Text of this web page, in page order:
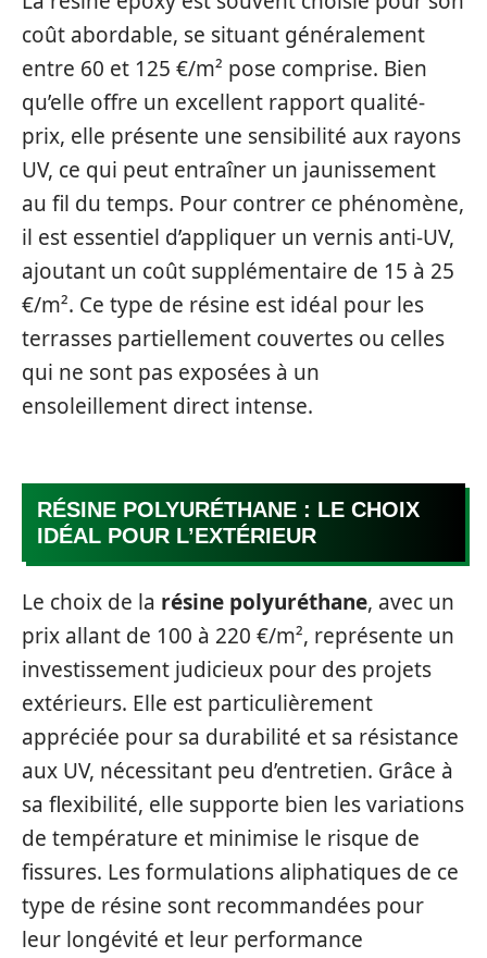
coût abordable, se situant généralement
entre 60 et 125 €/m² pose comprise. Bien
qu’elle offre un excellent rapport qualité-
prix, elle présente une sensibilité aux rayons
UV, ce qui peut entraîner un jaunissement
au fil du temps. Pour contrer ce phénomène,
il est essentiel d’appliquer un vernis anti-UV,
ajoutant un coût supplémentaire de 15 à 25
€/m². Ce type de résine est idéal pour les
terrasses partiellement couvertes ou celles
qui ne sont pas exposées à un
ensoleillement direct intense.
RÉSINE POLYURÉTHANE : LE CHOIX
IDÉAL POUR L’EXTÉRIEUR
Le choix de la résine polyuréthane, avec un
prix allant de 100 à 220 €/m², représente un
investissement judicieux pour des projets
extérieurs. Elle est particulièrement
appréciée pour sa durabilité et sa résistance
aux UV, nécessitant peu d’entretien. Grâce à
sa flexibilité, elle supporte bien les variations
de température et minimise le risque de
fissures. Les formulations aliphatiques de ce
type de résine sont recommandées pour
leur longévité et leur performance